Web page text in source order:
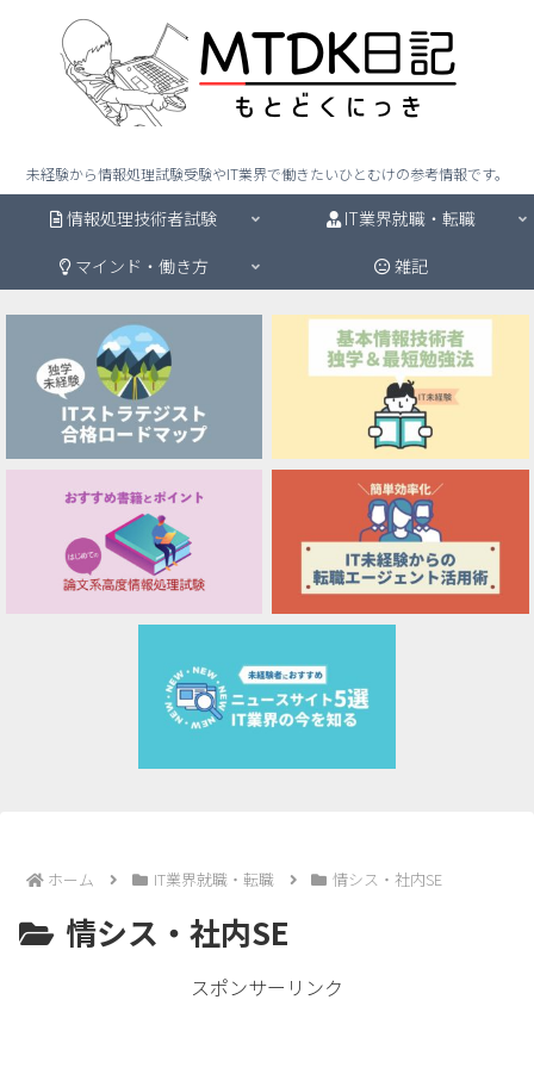
未経験から情報処理試験受験やIT業界で働きたいひとむけの参考情報です。
情報処理技術者試験
IT業界就職・転職
マインド・働き方
雑記
ホーム IT業界就職・転職 情シス・社内SE
情シス・社内SE
スポンサーリンク